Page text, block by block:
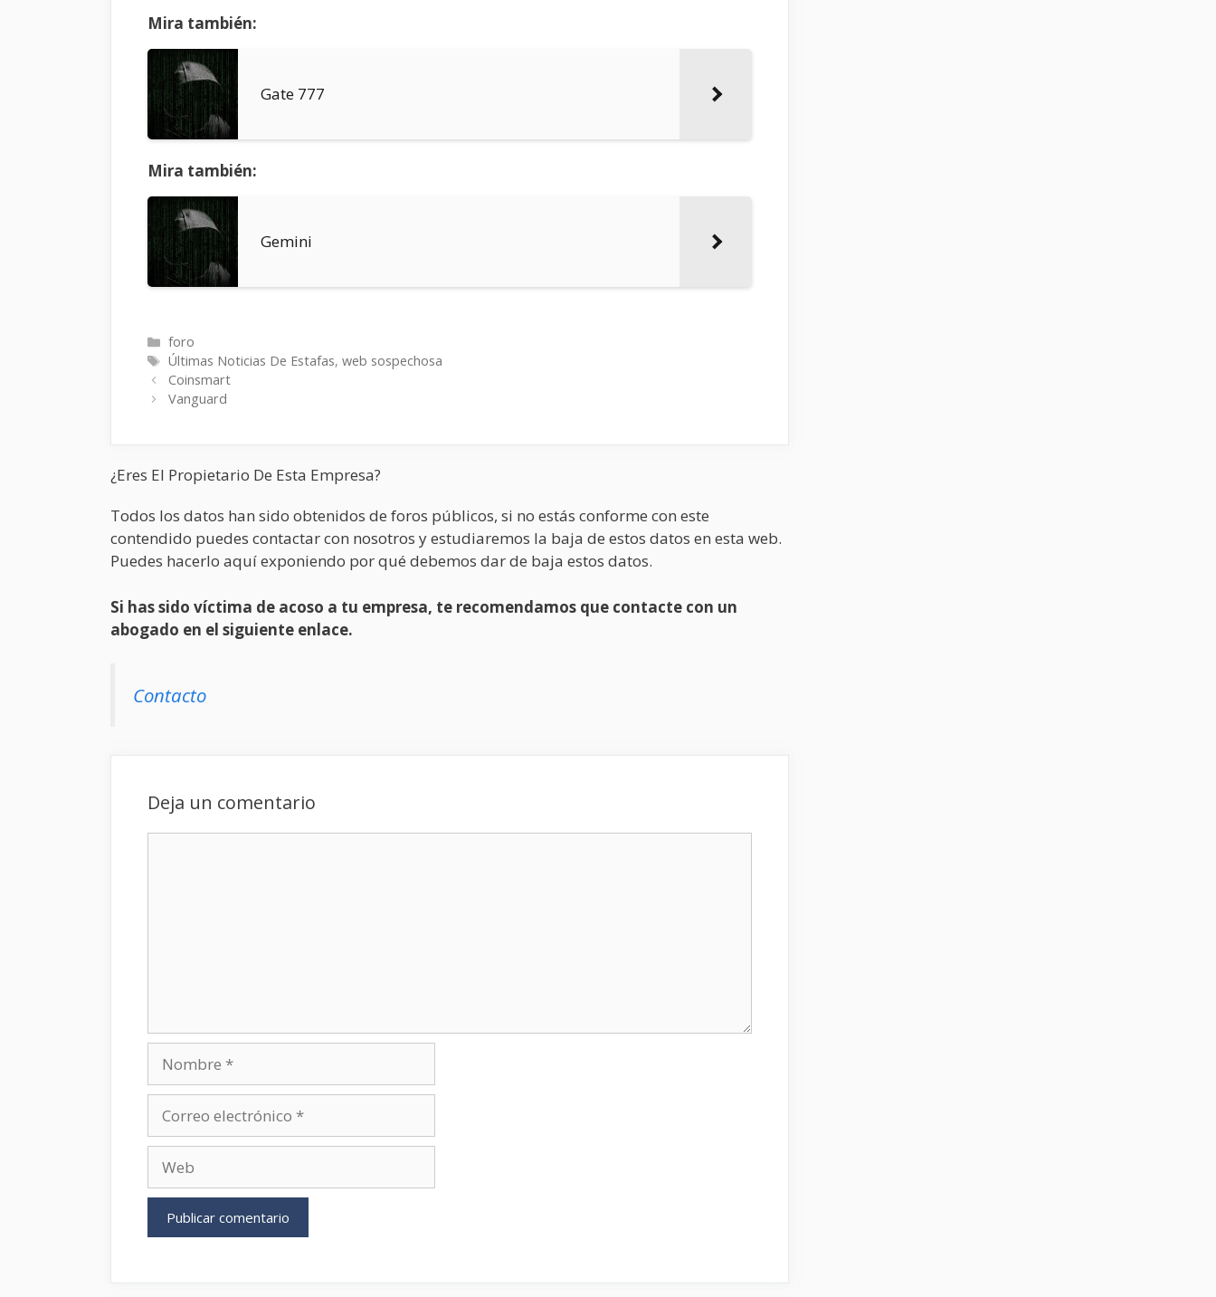
Mira también:
Gate 777
Mira también:
Gemini
Categorías
foro
Etiquetas
Últimas Noticias De Estafas,web sospechosa
Coinsmart
Vanguard
¿Eres El Propietario De Esta Empresa?
Todos los datos han sido obtenidos de foros públicos, si no estás conforme con este
contendido puedes contactar con nosotros y estudiaremos la baja de estos datos en esta web.
Puedes hacerlo aquí exponiendo por qué debemos dar de baja estos datos.
Si has sido víctima de acoso a tu empresa, te recomendamos que contacte con un
abogado en el siguiente enlace.
Contacto
Deja un comentario
electrónico